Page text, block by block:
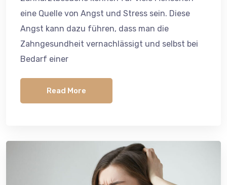
eine Quelle von Angst und Stress sein. Diese
Angst kann dazu führen, dass man die
Zahngesundheit vernachlässigt und selbst bei
Bedarf einer
Read More